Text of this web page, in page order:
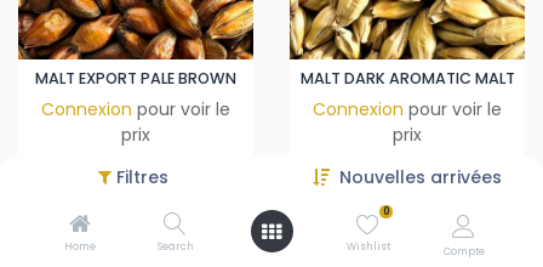
Filtres Nouvelles arrivées
Home Search
0
Wishlist Compte
MALT EXPORT PALE BROWN
Connexion pour voir le
prix
MALT DARK AROMATIC MALT
Connexion pour voir le
prix